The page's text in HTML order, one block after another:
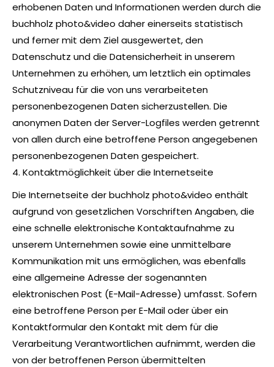
erhobenen Daten und Informationen werden durch die
buchholz photo&video daher einerseits statistisch
und ferner mit dem Ziel ausgewertet, den
Datenschutz und die Datensicherheit in unserem
Unternehmen zu erhöhen, um letztlich ein optimales
Schutzniveau für die von uns verarbeiteten
personenbezogenen Daten sicherzustellen. Die
anonymen Daten der Server-Logfiles werden getrennt
von allen durch eine betroffene Person angegebenen
personenbezogenen Daten gespeichert.
4. Kontaktmöglichkeit über die Internetseite
Die Internetseite der buchholz photo&video enthält
aufgrund von gesetzlichen Vorschriften Angaben, die
eine schnelle elektronische Kontaktaufnahme zu
unserem Unternehmen sowie eine unmittelbare
Kommunikation mit uns ermöglichen, was ebenfalls
eine allgemeine Adresse der sogenannten
elektronischen Post (E-Mail-Adresse) umfasst. Sofern
eine betroffene Person per E-Mail oder über ein
Kontaktformular den Kontakt mit dem für die
Verarbeitung Verantwortlichen aufnimmt, werden die
von der betroffenen Person übermittelten